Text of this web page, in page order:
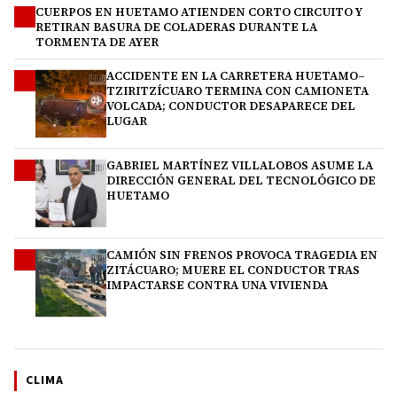
CUERPOS EN HUETAMO ATIENDEN CORTO CIRCUITO Y
RETIRAN BASURA DE COLADERAS DURANTE LA
TORMENTA DE AYER
ACCIDENTE EN LA CARRETERA HUETAMO–
TZIRITZÍCUARO TERMINA CON CAMIONETA
VOLCADA; CONDUCTOR DESAPARECE DEL
LUGAR
GABRIEL MARTÍNEZ VILLALOBOS ASUME LA
DIRECCIÓN GENERAL DEL TECNOLÓGICO DE
HUETAMO
CAMIÓN SIN FRENOS PROVOCA TRAGEDIA EN
ZITÁCUARO; MUERE EL CONDUCTOR TRAS
IMPACTARSE CONTRA UNA VIVIENDA
CLIMA